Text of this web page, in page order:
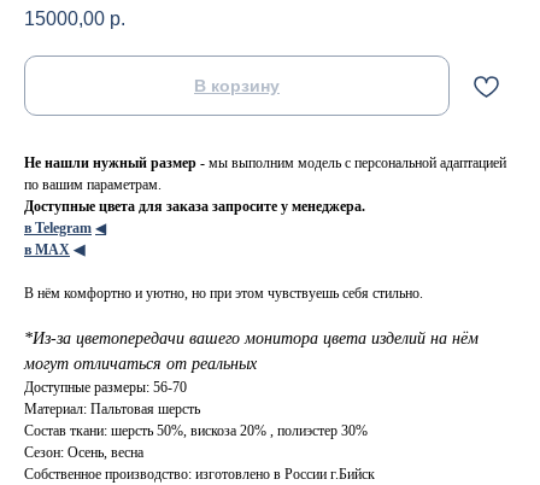
15000,00 р.
В корзину
Не нашли нужный размер - мы выполним модель с персональной адаптацией
по вашим параметрам.
Доступные цвета для заказа запросите у менеджера.
в Telegram ◀
в МАХ ◀
В нём комфортно и уютно, но при этом чувствуешь себя стильно.
*Из-за цветопередачи вашего монитора цвета изделий на нём
могут отличаться от реальных
Доступные размеры: 56-70
Материал: Пальтовая шерсть
Состав ткани: шерсть 50%, вискоза 20% , полиэстер 30%
Сезон: Осень, весна
Собственное производство: изготовлено в России г.Бийск